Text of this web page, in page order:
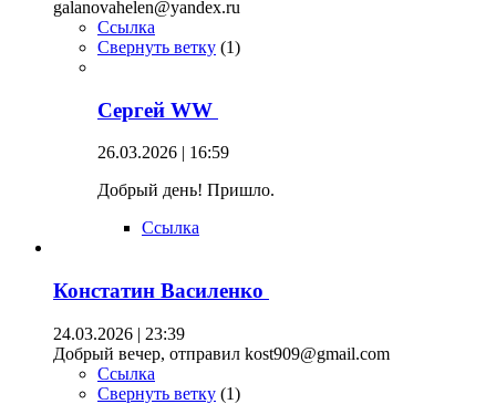
galanovahelen@yandex.ru
Ссылка
Свернуть ветку (1)
Сергей WW
26.03.2026 | 16:59
Добрый день! Пришло.
Ссылка
Констатин Василенко
24.03.2026 | 23:39
Добрый вечер, отправил kost909@gmail.com
Ссылка
Свернуть ветку (1)